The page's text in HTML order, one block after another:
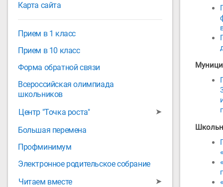
Карта сайта
Прием в 1 класс
Прием в 10 класс
Форма обратной связи
Всероссийская олимпиада
школьников
Центр "Точка роста"
➤
Большая перемена
Профминимум
Электронное родительское собрание
Читаем вместе
➤